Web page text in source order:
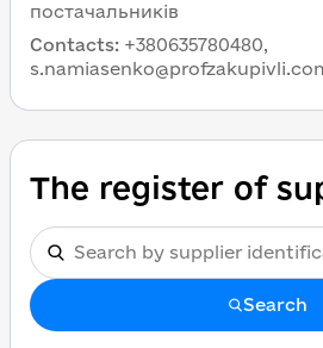
постачальників
Contacts: +380635780480,
The register of
Search